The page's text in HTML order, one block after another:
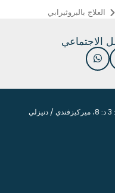
العلاج بالبروثيرابي
الاجتماعي